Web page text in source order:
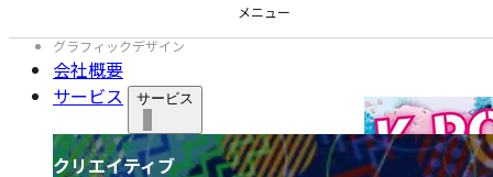
く
ゲ
ー
メニュー
会社概要
サービス
サービス
クリエイティブ クリエイティブ
グラフィックデザイン